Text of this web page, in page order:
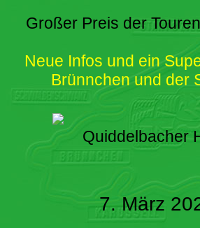
Großer Preis der
Neue Infos und ein
Brünnchen und der
Quiddelbacher
7. März